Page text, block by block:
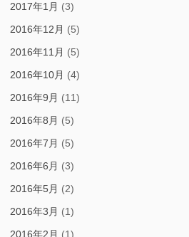
2017年1月 (3)
2016年12月 (5)
2016年11月 (5)
2016年10月 (4)
2016年9月 (11)
2016年8月 (5)
2016年7月 (5)
2016年6月 (3)
2016年5月 (2)
2016年3月 (1)
2016年2月 (1)